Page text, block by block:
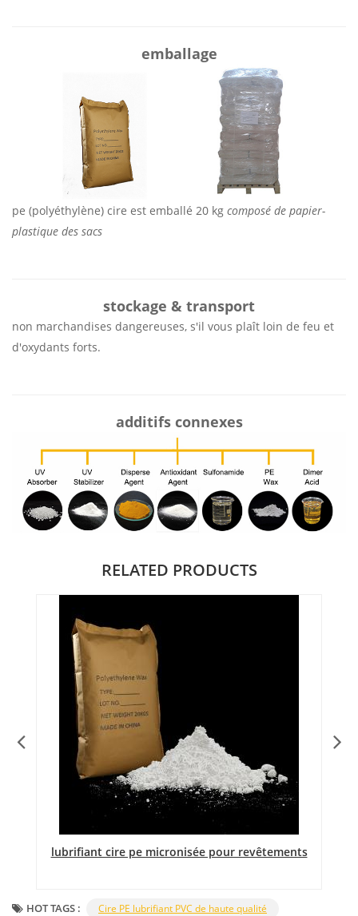
emballage
pe (polyéthylène) cire est emballé 20 kg composé de papier-
plastique des sacs
stockage & transport
non marchandises dangereuses, s'il vous plaît loin de feu et
d'oxydants forts.
additifs connexes
RELATED PRODUCTS
lubrifiant cire pe micronisée pour revêtements
HOT TAGS :
Cire PE lubrifiant PVC de haute qualité